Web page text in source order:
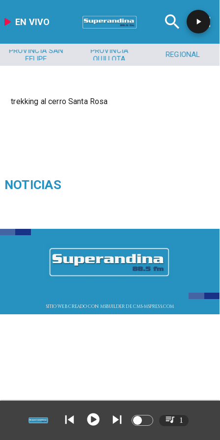
EN VIVO
PROVINCIA SAN
FELIPE
PROVINCIA
QUILLOTA
REGIONAL
trekking al cerro Santa Rosa
NOTICIAS
SITIO WEB CREADO CON MSBUILDER DE CMS-MSPRESS.COM
1